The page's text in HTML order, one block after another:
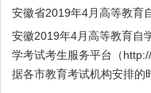
安徽省2019年4月高等教育
安徽2019年4月高等教育自
学考试考生服务平台（
据各市教育考试机构安排的